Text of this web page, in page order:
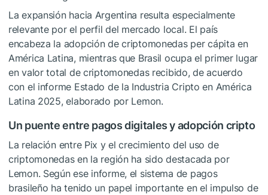
La expansión hacia Argentina resulta especialmente
relevante por el perfil del mercado local. El país
encabeza la adopción de criptomonedas per cápita en
América Latina, mientras que Brasil ocupa el primer lugar
en valor total de criptomonedas recibido, de acuerdo
con el informe Estado de la Industria Cripto en América
Latina 2025, elaborado por Lemon.
Un puente entre pagos digitales y adopción cripto
La relación entre Pix y el crecimiento del uso de
criptomonedas en la región ha sido destacada por
Lemon. Según ese informe, el sistema de pagos
brasileño ha tenido un papel importante en el impulso de